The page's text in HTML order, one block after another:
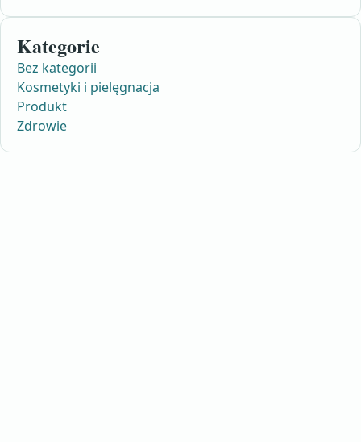
Kategorie
Bez kategorii
Kosmetyki i pielęgnacja
Produkt
Zdrowie